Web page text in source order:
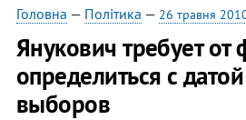
риторику
Головна — Політика — 26 травня
Янукович требует от
определиться с
выборов